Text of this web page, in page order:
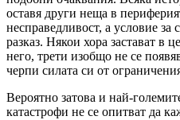
оставя други неща в
несправедливост, а условие за
разказ. Някои хора застават в
него, трети изобщо не се
черпи силата си от
Вероятно затова и най-
катастрофи не се опитват да